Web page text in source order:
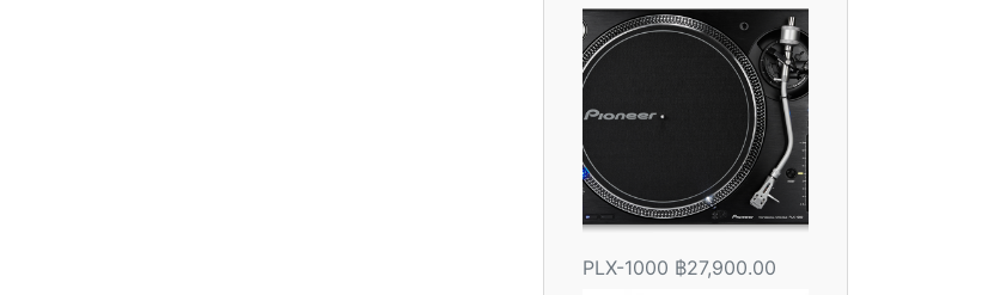
คะแน
น2.56
ตั้งแต่
น
PLX-1000 ฿27,900.00